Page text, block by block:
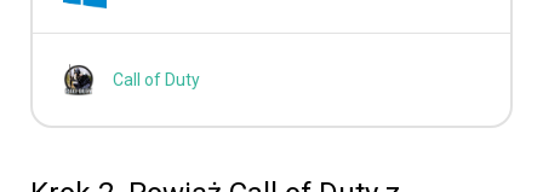
Call of Duty